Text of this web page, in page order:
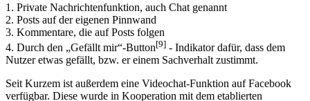
1. Private Nachrichtenfunktion, auch Chat genannt
2. Posts auf der eigenen Pinnwand
3. Kommentare, die auf Posts folgen
4. Durch den „Gefällt mir“-Button[9] - Indikator dafür, dass dem
Nutzer etwas gefällt, bzw. er einem Sachverhalt zustimmt.
Seit Kurzem ist außerdem eine Videochat-Funktion auf Facebook
verfügbar. Diese wurde in Kooperation mit dem etablierten